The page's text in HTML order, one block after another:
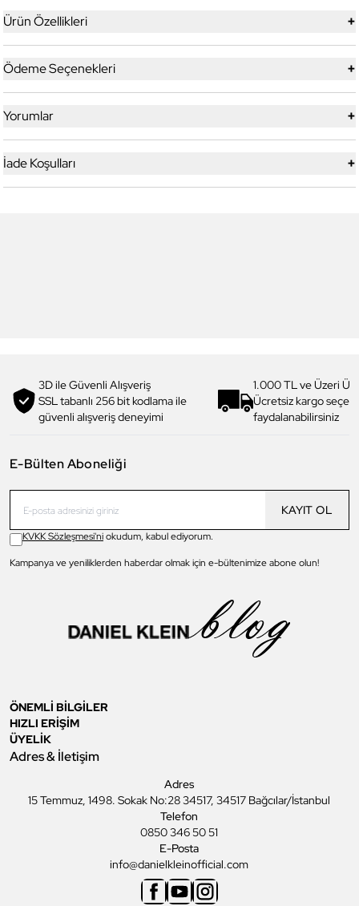
Ürün Özellikleri +
Ödeme Seçenekleri +
Yorumlar +
İade Koşulları +
3D ile Güvenli Alışveriş
SSL tabanlı 256 bit kodlama ile
güvenli alışveriş deneyimi
1.000 TL ve Üzeri
Ücretsiz kargo
faydalanabilirsiniz
E-Bülten Aboneliği
KAYIT OL
KVKK Sözleşmesi'niokudum, kabul ediyorum.
Kampanya ve yeniliklerden haberdar olmak için e-bültenimize abone olun!
ÖNEMLİ BİLGİLER
HIZLI ERİŞİM
ÜYELİK
Adres & İletişim
Adres
15 Temmuz, 1498. Sokak No:28 34517, 34517 Bağcılar/İstanbul
Telefon
0850 346 50 51
E-Posta
info@danielkleinofficial.com
Facebook
YoutubeInstagram